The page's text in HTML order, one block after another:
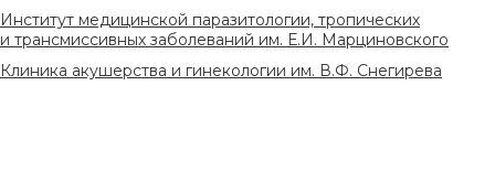
Институт медицинской паразитологии, тропических
и трансмиссивных заболеваний им. Е.И. Марциновского
Клиника акушерства и гинекологии им. В.Ф. Снегирева